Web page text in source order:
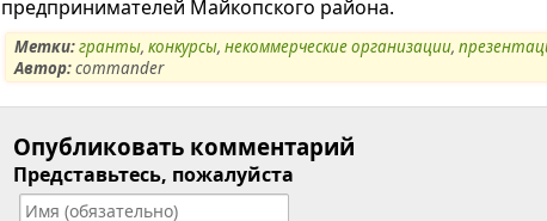
предпринимателей Майкопского района.
Метки:гранты, конкурсы, некоммерческие организации,
Автор:commander
Опубликовать комментарий
Представьтесь, пожалуйста